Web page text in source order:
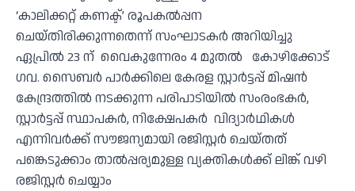
‘കാലിക്കറ്റ് കണക്ട്’ രൂപകൽപ്പന
ചെയ്തിരിക്കുന്നതെന്ന് സംഘാടകർ അറിയിച്ചു
ഏപ്രിൽ 23 ന് വൈകുന്നേരം 4 മുതൽ കോഴിക്കോട്
ഗവ. സൈബർ പാർക്കിലെ കേരള സ്റ്റാർട്ടപ്പ് മിഷൻ
കേന്ദ്രത്തിൽ നടക്കുന്ന പരിപാടിയിൽ സംരംഭകർ,
സ്റ്റാർട്ടപ്പ് സ്ഥാപകർ, നിക്ഷേപകർ വിദ്യാർഥികൾ
എന്നിവർക്ക് സൗജന്യമായി രജിസ്റ്റർ ചെയ്തത്
പങ്കെടുക്കാം താൽപ്പര്യമുള്ള വ്യക്തികൾക്ക് ലിങ്ക് വഴി
രജിസ്റ്റർ ചെയ്യാം